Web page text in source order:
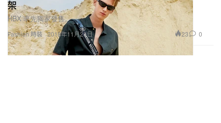
Fashion 時裝
架
HBX 率先獨家發售。
2018年11月28日 23 0